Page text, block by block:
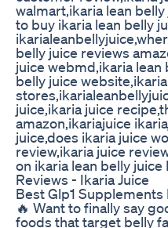
walmart,ikaria lean
to buy ikaria lean belly
belly juice reviews
juice webmd,ikaria
belly juice
juice,ikaria juice
amazon,ikariajuice
juice,does ikaria juice
review,ikaria juice
on ikaria lean belly juice
Reviews - Ikaria Juice
Best Glp1
🔥 Want to finally say
foods that target belly